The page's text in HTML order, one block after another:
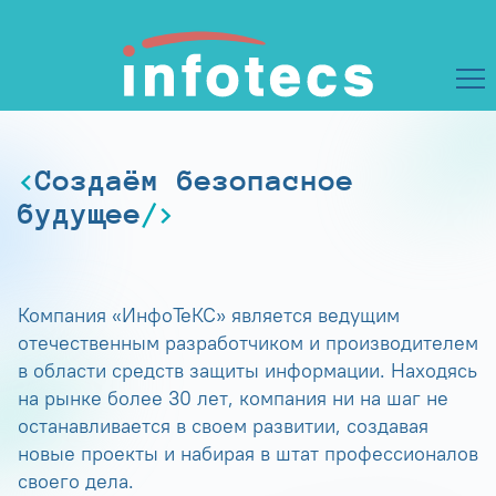
Создаём безопасное
будущее
Компания «ИнфоТеКС» является ведущим
отечественным разработчиком и производителем
в области средств защиты информации. Находясь
на рынке более 30 лет, компания ни на шаг не
останавливается в своем развитии, создавая
новые проекты и набирая в штат профессионалов
своего дела.